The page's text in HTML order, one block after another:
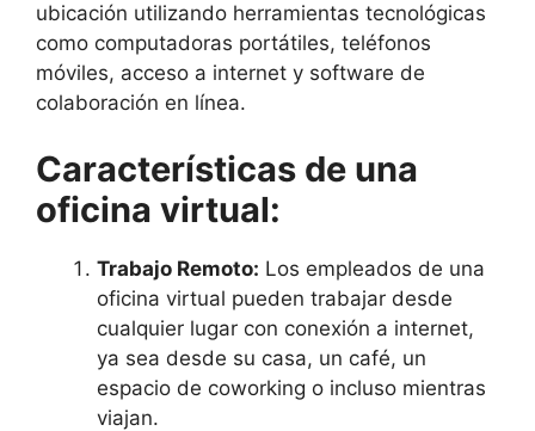
ubicación utilizando herramientas tecnológicas
como computadoras portátiles, teléfonos
móviles, acceso a internet y software de
colaboración en línea.
Características de una
oficina virtual:
Trabajo Remoto: Los empleados de una
oficina virtual pueden trabajar desde
cualquier lugar con conexión a internet,
ya sea desde su casa, un café, un
espacio de coworking o incluso mientras
viajan.